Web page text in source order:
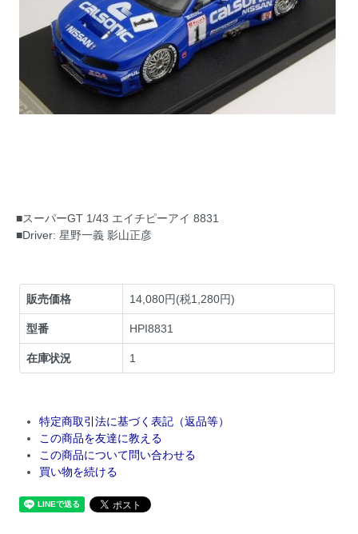
■スーパーGT 1/43 エイチピーアイ 8831
■Driver: 星野一義 影山正彦
販売価格 14,080円(税1,280円)
型番 HPI8831
在庫状況 1
特定商取引法に基づく表記（返品等）
この商品を友達に教える
この商品について問い合わせる
買い物を続ける